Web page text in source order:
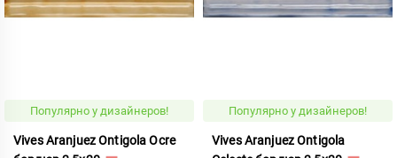
Популярно у дизайнеров!
Vives Aranjuez Ontigola Ocre
Популярно у дизайнеров!
Vives Aranjuez Ontigola